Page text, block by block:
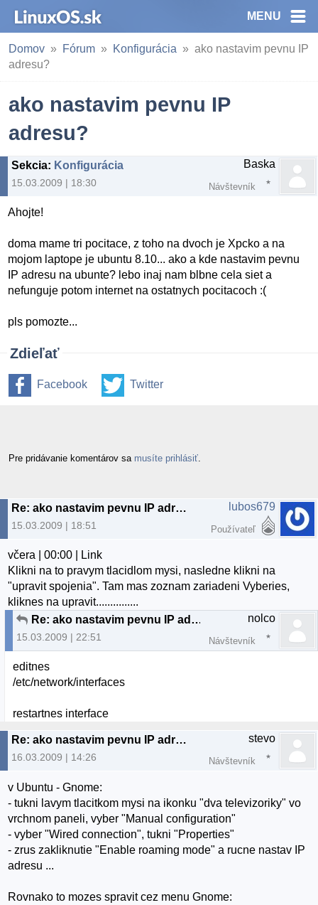
MENU
Domov Fórum Konfigurácia
ako nastavim pevnu IP
adresu?
ako nastavim pevnu IP
adresu?
Sekcia: Konfigurácia
15.03.2009 | 18:30
Baska
Návštevník
Ahojte!
doma mame tri pocitace, z toho na dvoch je Xpcko a na
mojom laptope je ubuntu 8.10... ako a kde nastavim pevnu
IP adresu na ubunte? lebo inaj nam blbne cela siet a
nefunguje potom internet na ostatnych pocitacoch :(
pls pomozte...
Zdieľať
Facebook Twitter
Pre pridávanie komentárov sa musíte prihlásiť
Re: ako nastavim pevnu IP adresu?
15.03.2009 | 18:51
lubos679
Používateľ
včera | 00:00 | Link
Klikni na to pravym tlacidlom mysi, nasledne klikni na
"upravit spojenia". Tam mas zoznam zariadeni Vyberies,
kliknes na upravit...............
Re: ako nastavim pevnu IP adresu?
15.03.2009 | 22:51
nolco
Návštevník
editnes
/etc/network/interfaces
restartnes interface
Re: ako nastavim pevnu IP adresu?
16.03.2009 | 14:26
stevo
Návštevník
v Ubuntu - Gnome:
- tukni lavym tlacitkom mysi na ikonku "dva televizoriky" vo
vrchnom paneli, vyber "Manual configuration"
- vyber "Wired connection", tukni "Properties"
- zrus zakliknutie "Enable roaming mode" a rucne nastav IP
adresu ...
Rovnako to mozes spravit cez menu Gnome: